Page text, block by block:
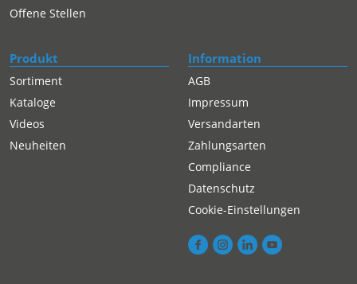
Offene Stellen
Produkt
Sortiment
Kataloge
Videos
Neuheiten
Information
AGB
Impressum
Versandarten
Zahlungsarten
Compliance
Datenschutz
Cookie-Einstellungen